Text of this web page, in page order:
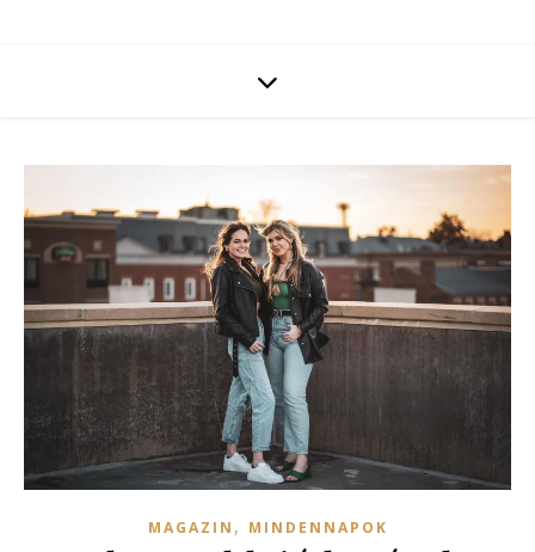
MAGAZIN , MINDENNAPOK